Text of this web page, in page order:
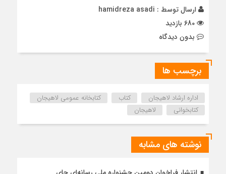
ارسال توسط : hamidreza asadi
بدون دیدگاه
برچسب ها
اداره ارشاد لاهیجان کتاب
کتابخانه عمومی لاهیجان
کتابخوانی
لاهیجان
نوشته های مشابه